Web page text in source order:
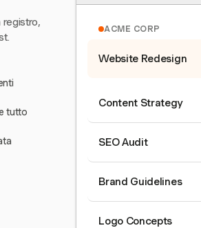
registro,
tutto
ACME CORP
Website Redesign
Content Strategy
SEO Audit
Brand Guidelines
Logo Concepts